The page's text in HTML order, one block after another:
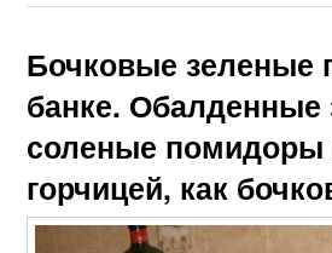
Бочковые зеленые
банке. Обалденные
соленые помидоры
горчицей, как